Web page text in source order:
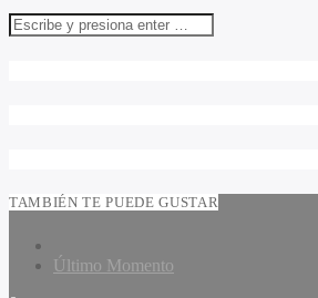
TAMBIÉN TE PUEDE GUSTAR
Último Momento